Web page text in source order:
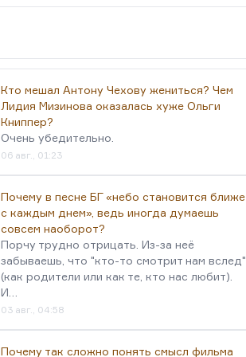
Кто мешал Антону Чехову жениться? Чем
Лидия Мизинова оказалась хуже Ольги
Книппер?
Очень убедительно.
06 авг., 01:23
Почему в песне БГ «небо становится ближе
с каждым днем», ведь иногда думаешь
совсем наоборот?
Порчу трудно отрицать. Из-за неё
забываешь, что "кто-то смотрит нам вслед"
(как родители или как те, кто нас любит).
И…
03 авг., 04:58
Почему так сложно понять смысл фильма